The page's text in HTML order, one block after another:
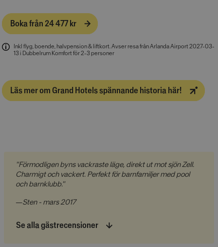
Boka från 24 477 kr
Inkl flyg, boende, halvpension & liftkort.Avser resa från Arlanda Airport 2027-03-
13 i Dubbelrum Komfort för 2-3 personer
Läs mer om Grand Hotels spännande historia här!
"Förmodligen byns vackraste läge, direkt ut mot sjön Zell.
Charmigt och vackert. Perfekt för barnfamiljer med pool
och barnklubb."
—Sten - mars 2017
Se alla gästrecensioner